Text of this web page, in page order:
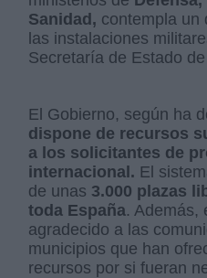
Sanidad, contempla un
las instalaciones
Secretaría de Estado
El Gobierno, según ha
dispone de recursos
a los solicitantes de
internacional. El
de unas 3.000 plazas
toda España. Además,
agradecido a las
municipios que han
recursos por si fueran